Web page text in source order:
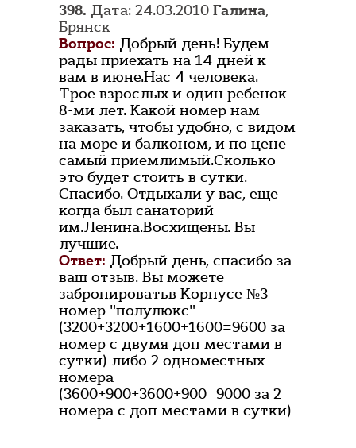
398. Дата: 24.03.2010 Галина,
Брянск
Вопрос: Добрый день! Будем
рады приехать на 14 дней к
вам в июне.Нас 4 человека.
Трое взрослых и один ребенок
8-ми лет. Какой номер нам
заказать, чтобы удобно, с видом
на море и балконом, и по цене
самый приемлимый.Сколько
это будет стоить в сутки.
Спасибо. Отдыхали у вас, еще
когда был санаторий
им.Ленина.Восхищены. Вы
лучшие.
Ответ: Добрый день, спасибо за
ваш отзыв. Вы можете
забронироватьв Корпусе №3
номер "полулюкс"
(3200+3200+1600+1600=9600 за
номер с двумя доп местами в
сутки) либо 2 одноместных
номера
(3600+900+3600+900=9000 за 2
номера с доп местами в сутки)